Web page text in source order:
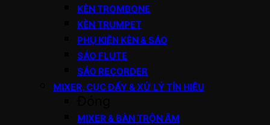
KÈN TROMBONE
KÈN TRUMPET
PHỤ KIỆN KÈN & SÁO
SÁO FLUTE
SÁO RECORDER
MIXER, CỤC ĐẨY & XỬ LÝ TÍN HIỆU
MIXER & BÀN TRỘN ÂM